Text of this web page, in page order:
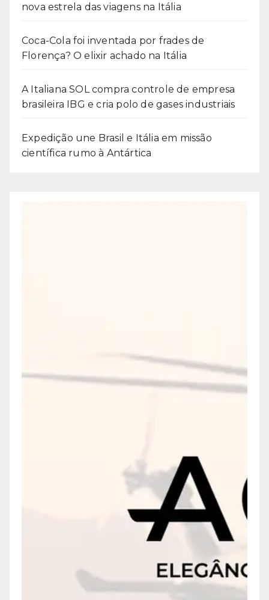
nova estrela das viagens na Itália
Coca-Cola foi inventada por frades de
Florença? O elixir achado na Itália
A Italiana SOL compra controle de empresa
brasileira IBG e cria polo de gases industriais
Expedição une Brasil e Itália em missão
científica rumo à Antártica